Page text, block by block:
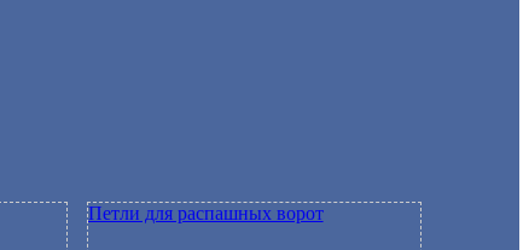
Петли для распашных ворот